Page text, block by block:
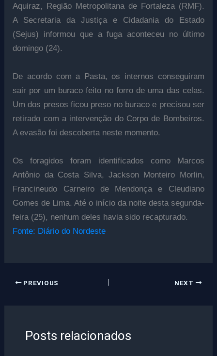
Aquiraz, Região Metropolitana de Fortaleza (RMF).
A Secretaria da Justiça e Cidadania do Estado
(Sejus) informou que a fuga aconteceu no último
domingo (24).
De acordo com a Pasta, os internos conseguiram
sair por um buraco feito no forro de uma das celas.
Um dos presos ficou preso no buraco e precisou ser
retirado com a intervenção do Corpo de Bombeiros.
A evasão foi descoberta neste momento.
Os foragidos foram identificados como Marcos
Antônio da Costa Silva, Jackson Monteiro Morlin,
Francineudo Carneiro de Mendonça e Cleudiano
Gomes de Lima. Até o início da noite desta segunda-
feira (25), nenhum deles havia sido recapturado.
Fonte: Diário do Nordeste
PREVIOUS NEXT
Posts relacionados